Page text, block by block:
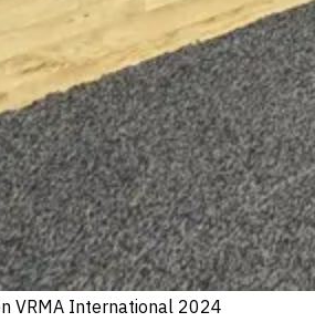
VRMA International 2024